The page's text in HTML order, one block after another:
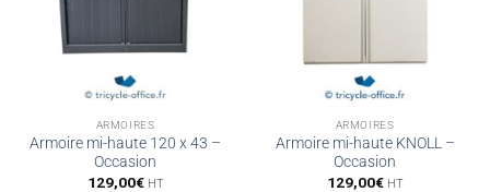
ARMOIRES
Armoire mi-haute 120 x 43 –
Occasion
129,00€ HT
ARMOIRES
Armoire mi-haute KNOLL –
Occasion
129,00€ HT